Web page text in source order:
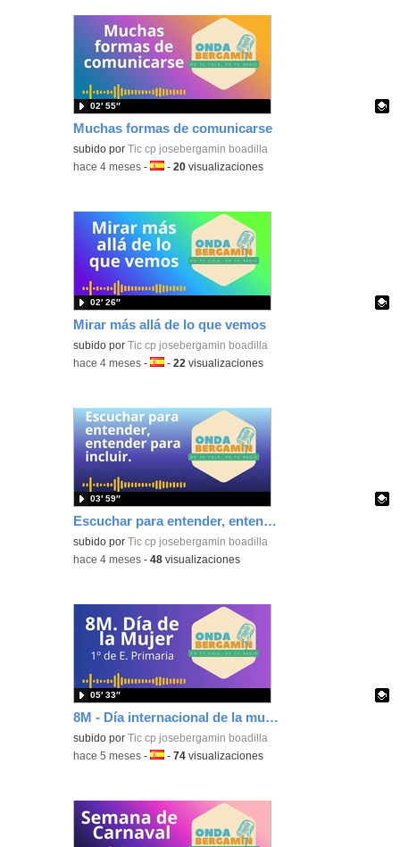
Muchas formas de comunicarse
Contenido educativo.
subido por Tic cp josebergamin boadilla
02′ 55″
-hace 4 meses -Idioma:
-20 visualizaciones
Mirar más allá de lo que vemos
Contenido educativo.
subido por Tic cp josebergamin boadilla
02′ 26″
-hace 4 meses -Idioma:
-22 visualizaciones
Escuchar para entender, entender para incluir (Día del Autismo 2026)
Contenido educativo.
subido por Tic cp josebergamin boadilla
03′ 59″
-hace 4 meses -48 visualizaciones
8M - Día internacional de la mujer
Contenido educativo.
subido por Tic cp josebergamin boadilla
05′ 33″
-hace 5 meses -Idioma:
-74 visualizaciones